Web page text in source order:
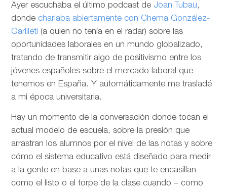
Ayer escuchaba el último podcast de Joan Tubau,
donde charlaba abiertamente con Chema González-
Garilleti (a quien no tenía en el radar) sobre las
oportunidades laborales en un mundo globalizado,
tratando de transmitir algo de positivismo entre los
jóvenes españoles sobre el mercado laboral que
tenemos en España. Y automáticamente me trasladé
a mi época universitaria.
Hay un momento de la conversación donde tocan el
actual modelo de escuela, sobre la presión que
arrastran los alumnos por el nivel de las notas y sobre
cómo el sistema educativo está diseñado para medir
a la gente en base a unas notas que te encasillan
como el listo o el torpe de la clase cuando – como